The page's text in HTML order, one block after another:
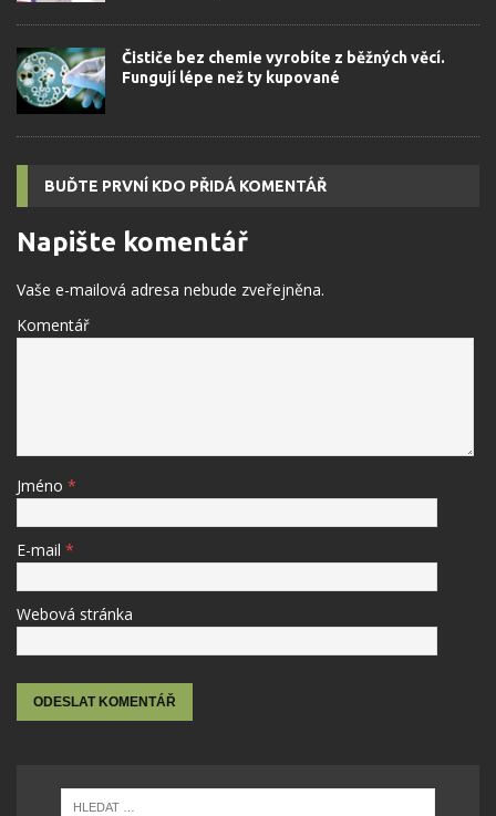
Čističe bez chemie vyrobíte z běžných věcí.
Fungují lépe než ty kupované
BUĎTE PRVNÍ KDO PŘIDÁ KOMENTÁŘ
Napište komentář
Vaše e-mailová adresa nebude zveřejněna.
Komentář
Jméno *
E-mail *
Webová stránka